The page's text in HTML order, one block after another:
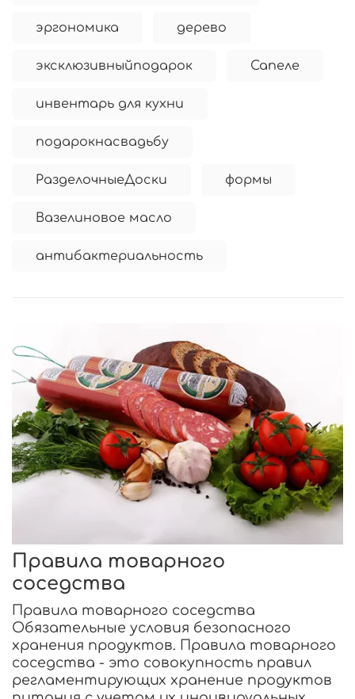
эргономика дерево
эксклюзивныйподарок Сапеле
инвентарь для кухни
подарокнасвадьбу
РазделочныеДоски формы
Вазелиновое масло
антибактериальность
Правила товарного
соседства
Правила товарного соседства
Обязательные условия безопасного
хранения продуктов. Правила товарного
соседства - это совокупность правил
регламентирующих хранение продуктов